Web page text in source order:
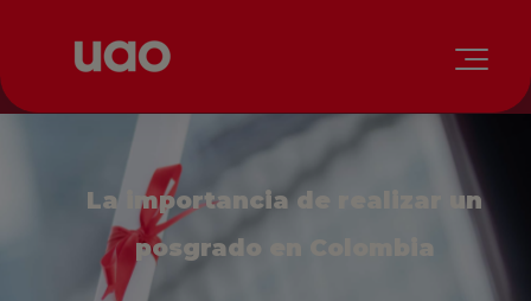
La importancia de realizar un
posgrado en Colombia